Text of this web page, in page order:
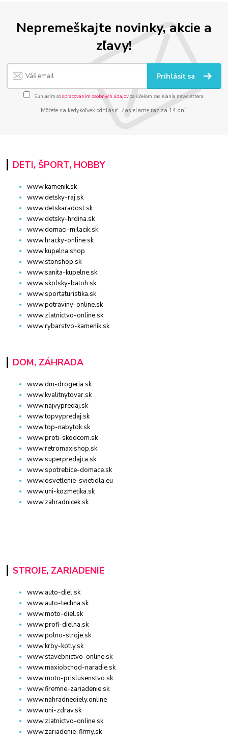
Nepremeškajte novinky, akcie a
zľavy!
Prihlásiť sa
Súhlasím sospracovaním osobných údajov za účelom zasielania newslettera.
Môžete sa kedykoľvek odhlásiť. Zasielame raz za 14 dní.
DETI, ŠPORT, HOBBY
www.kamenik.sk
www.detsky-raj.sk
www.detskaradost.sk
www.detsky-hrdina.sk
www.domaci-milacik.sk
www.hracky-online.sk
www.kupelna.shop
www.stonshop.sk
www.sanita-kupelne.sk
www.skolsky-batoh.sk
www.sportaturistika.sk
www.potraviny-online.sk
www.zlatnictvo-online.sk
www.rybarstvo-kamenik.sk
DOM, ZÁHRADA
www.dm-drogeria.sk
www.kvalitnytovar.sk
www.najvypredaj.sk
www.topvypredaj.sk
www.top-nabytok.sk
www.proti-skodcom.sk
www.retromaxishop.sk
www.superpredajca.sk
www.spotrebice-domace.sk
www.osvetlenie-svietidla.eu
www.uni-kozmetika.sk
www.zahradnicek.sk
STROJE, ZARIADENIE
www.auto-diel.sk
www.auto-techna.sk
www.moto-diel.sk
www.profi-dielna.sk
www.polno-stroje.sk
www.krby-kotly.sk
www.stavebnictvo-online.sk
www.maxiobchod-naradie.sk
www.moto-prislusenstvo.sk
www.firemne-zariadenie.sk
www.nahradnediely.online
www.uni-zdrav.sk
www.zlatnictvo-online.sk
www.zariadenie-firmy.sk